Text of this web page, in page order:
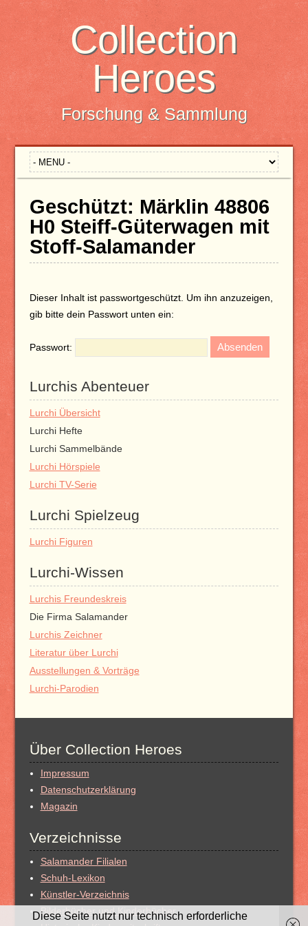
Collection
Heroes
Forschung & Sammlung
Geschützt: Märklin 48806
H0 Steiff-Güterwagen mit
Stoff-Salamander
Dieser Inhalt ist passwortgeschützt. Um ihn anzuzeigen,
gib bitte dein Passwort unten ein:
Passwort:
Lurchis Abenteuer
Lurchi Übersicht
Lurchi Hefte
Lurchi Sammelbände
Lurchi Hörspiele
Lurchi TV-Serie
Lurchi Spielzeug
Lurchi Figuren
Lurchi-Wissen
Lurchis Freundeskreis
Die Firma Salamander
Lurchis Zeichner
Literatur über Lurchi
Ausstellungen & Vorträge
Lurchi-Parodien
Über Collection Heroes
Impressum
Datenschutzerklärung
Magazin
Verzeichnisse
Salamander Filialen
Schuh-Lexikon
Künstler-Verzeichnis
Bilderbücher und Kinderbücher
Diese Seite nutzt nur technisch erforderliche